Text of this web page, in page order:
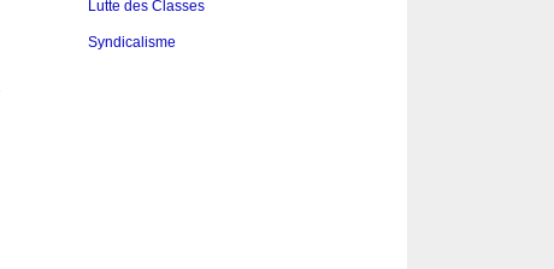
Lutte des Classes
Syndicalisme